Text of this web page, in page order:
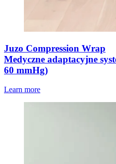
Juzo Compression Wrap
Medyczne adaptacyjne
60 mmHg)
Learn more